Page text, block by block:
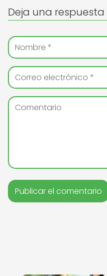
Deja una respuesta